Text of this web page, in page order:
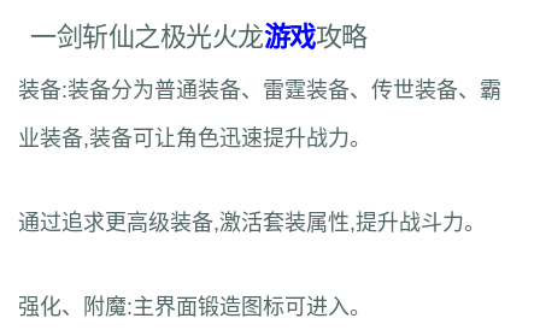
一剑斩仙之极光火龙游戏攻略
装备:装备分为普通装备、雷霆装备、传世装备、霸
业装备,装备可让角色迅速提升战力。
通过追求更高级装备,激活套装属性,提升战斗力。
强化、附魔:主界面锻造图标可进入。